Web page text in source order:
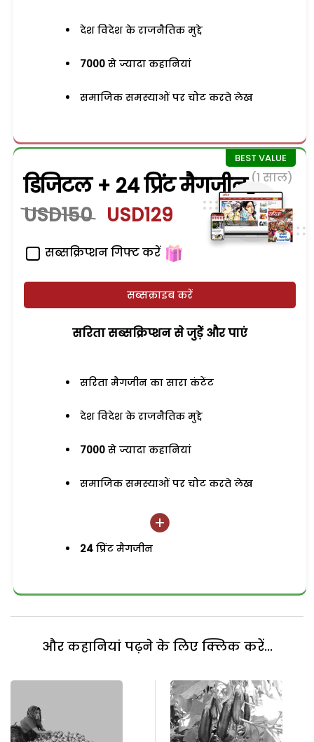
देश विदेश के राजनैतिक मुद्दे
7000 से ज्यादा कहानियां
समाजिक समस्याओं पर चोट करते लेख
डिजिटल + 24 प्रिंट मैगजीन (1 साल)
USD150 USD129
सब्सक्रिप्शन गिफ्ट करें
सब्सक्राइब करें
सरिता सब्सक्रिप्शन से जुड़ेें और पाएं
सरिता मैगजीन का सारा कंटेंट
देश विदेश के राजनैतिक मुद्दे
7000 से ज्यादा कहानियां
समाजिक समस्याओं पर चोट करते लेख
24 प्रिंट मैगजीन
और कहानियां पढ़ने के लिए क्लिक करें...